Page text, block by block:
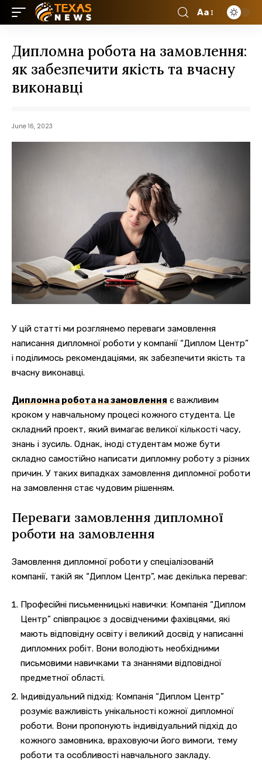
Aa
Дипломна робота на замовлення:
як забезпечити якість та вчасну
виконавці
June 16, 2023
У цій статті ми розглянемо переваги замовлення
написання дипломної роботи у компанії “Диплом Центр”
і поділимось рекомендаціями, як забезпечити якість та
вчасну виконавці.
Дипломна робота на замовлення є важливим
кроком у навчальному процесі кожного студента. Це
складний проект, який вимагає великої кількості часу,
знань і зусиль. Однак, іноді студентам може бути
складно самостійно написати дипломну роботу з різних
причин. У таких випадках замовлення дипломної роботи
на замовлення стає чудовим рішенням.
Переваги замовлення дипломної
роботи на замовлення
Замовлення дипломної роботи у спеціалізованій
компанії, такій як “Диплом Центр”, має декілька переваг:
Професійні письменницькі навички: Компанія “Диплом
Центр” співпрацює з досвідченими фахівцями, які
мають відповідну освіту і великий досвід у написанні
дипломних робіт. Вони володіють необхідними
письмовими навичками та знаннями відповідної
предметної області.
Індивідуальний підхід: Компанія “Диплом Центр”
розуміє важливість унікальності кожної дипломної
роботи. Вони пропонують індивідуальний підхід до
кожного замовника, враховуючи його вимоги, тему
роботи та особливості навчального закладу.